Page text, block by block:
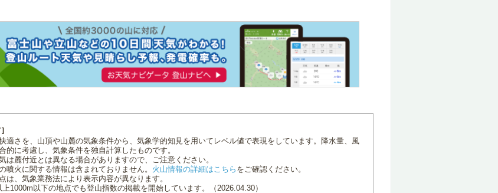
]
適さを、山頂や山麓の気象条件から、気象学的知見を用いてレベル値で表現をしています。降水量、風
的に考慮し、気象条件を独自計算したものです。
は麓付近とは異なる場合がありますので、ご注意ください。
噴火に関する情報は含まれておりません。 火山情報の詳細はこちら をご確認ください。
は、気象業務法により表示内容が異なります。
1000m以下の地点でも登山指数の掲載を開始しています。（2026.04.30）